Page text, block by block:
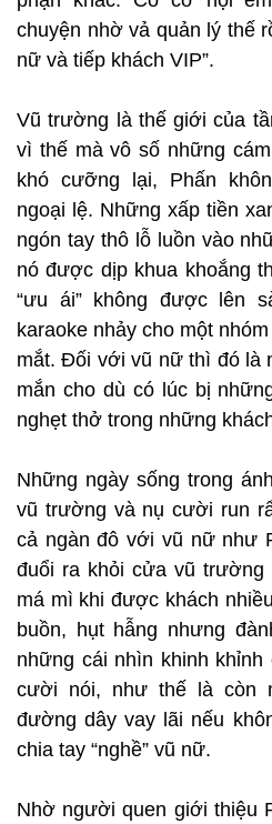
chuyện nhờ vả quản lý thế
nữ và tiếp khách VIP”.
Vũ trường là thế giới của
vì thế mà vô số những
khó cưỡng lại, Phấn
ngoại lệ. Những xấp tiền
ngón tay thô lỗ luồn vào
nó được dịp khua khoắng
“ưu ái” không được lên
karaoke nhảy cho một
mắt. Đối với vũ nữ thì đó là
mắn cho dù có lúc bị
nghẹt thở trong những
Những ngày sống trong
vũ trường và nụ cười run
cả ngàn đô với vũ nữ như
đuổi ra khỏi cửa vũ trường
má mì khi được khách
buồn, hụt hẫng nhưng
những cái nhìn khinh khỉnh
cười nói, như thế là còn
đường dây vay lãi nếu
chia tay “nghề” vũ nữ.
Nhờ người quen giới thiệu